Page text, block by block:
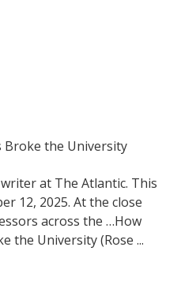
Broke the University
at The Atlantic. This
12, 2025. At the close
across the …How
the University (Rose ...